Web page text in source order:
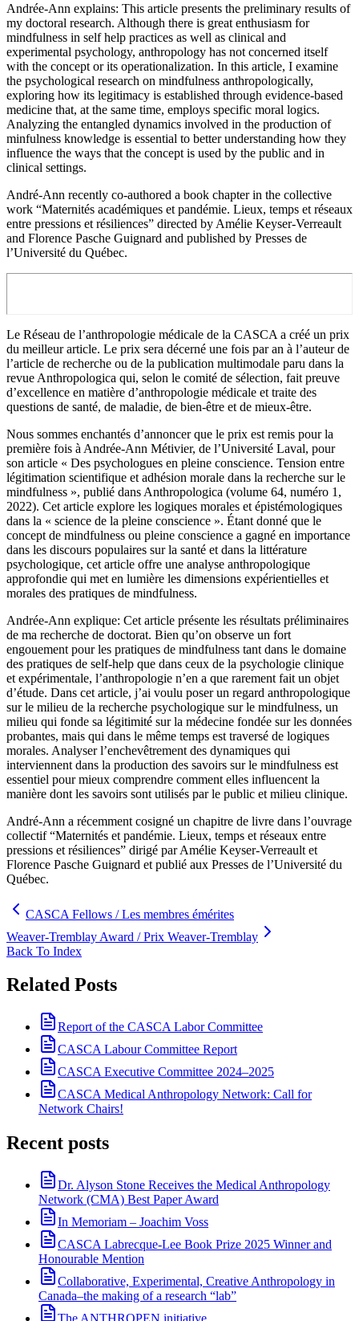
Andrée-Ann explains: This article presents the preliminary results of
my doctoral research. Although there is great enthusiasm for
mindfulness in self help practices as well as clinical and
experimental psychology, anthropology has not concerned itself
with the concept or its operationalization. In this article, I examine
the psychological research on mindfulness anthropologically,
exploring how its legitimacy is established through evidence-based
medicine that, at the same time, employs specific moral logics.
Analyzing the entangled dynamics involved in the production of
minfulness knowledge is essential to better understanding how they
influence the ways that the concept is used by the public and in
clinical settings.
André-Ann recently co-authored a book chapter in the collective
work “Maternités académiques et pandémie. Lieux, temps et réseaux
entre pressions et résiliences” directed by Amélie Keyser-Verreault
and Florence Pasche Guignard and published by Presses de
l’Université du Québec.
Le Réseau de l’anthropologie médicale de la CASCA a créé un prix
du meilleur article. Le prix sera décerné une fois par an à l’auteur de
l’article de recherche ou de la publication multimodale paru dans la
revue Anthropologica qui, selon le comité de sélection, fait preuve
d’excellence en matière d’anthropologie médicale et traite des
questions de santé, de maladie, de bien-être et de mieux-être.
Nous sommes enchantés d’annoncer que le prix est remis pour la
première fois à Andrée-Ann Métivier, de l’Université Laval, pour
son article « Des psychologues en pleine conscience. Tension entre
légitimation scientifique et adhésion morale dans la recherche sur le
mindfulness », publié dans Anthropologica (volume 64, numéro 1,
2022). Cet article explore les logiques morales et épistémologiques
dans la « science de la pleine conscience ». Étant donné que le
concept de mindfulness ou pleine conscience a gagné en importance
dans les discours populaires sur la santé et dans la littérature
psychologique, cet article offre une analyse anthropologique
approfondie qui met en lumière les dimensions expérientielles et
morales des pratiques de mindfulness.
Andrée-Ann explique: Cet article présente les résultats préliminaires
de ma recherche de doctorat. Bien qu’on observe un fort
engouement pour les pratiques de mindfulness tant dans le domaine
des pratiques de self-help que dans ceux de la psychologie clinique
et expérimentale, l’anthropologie n’en a que rarement fait un objet
d’étude. Dans cet article, j’ai voulu poser un regard anthropologique
sur le milieu de la recherche psychologique sur le mindfulness, un
milieu qui fonde sa légitimité sur la médecine fondée sur les données
probantes, mais qui dans le même temps est traversé de logiques
morales. Analyser l’enchevêtrement des dynamiques qui
interviennent dans la production des savoirs sur le mindfulness est
essentiel pour mieux comprendre comment elles influencent la
manière dont les savoirs sont utilisés par le public et milieu clinique.
André-Ann a récemment cosigné un chapitre de livre dans l’ouvrage
collectif “Maternités et pandémie. Lieux, temps et réseaux entre
pressions et résiliences” dirigé par Amélie Keyser-Verreault et
Florence Pasche Guignard et publié aux Presses de l’Université du
Québec.
CASCA Fellows / Les membres émérites
Weaver-Tremblay Award / Prix Weaver-Tremblay
Back To Index
Related Posts
Report of the CASCA Labor Committee
CASCA Labour Committee Report
CASCA Executive Committee 2024–2025
CASCA Medical Anthropology Network: Call for
Network Chairs!
Recent posts
Dr. Alyson Stone Receives the Medical Anthropology
Network (CMA) Best Paper Award
In Memoriam – Joachim Voss
CASCA Labrecque-Lee Book Prize 2025 Winner and
Honourable Mention
Collaborative, Experimental, Creative Anthropology in
Canada–the making of a research “lab”